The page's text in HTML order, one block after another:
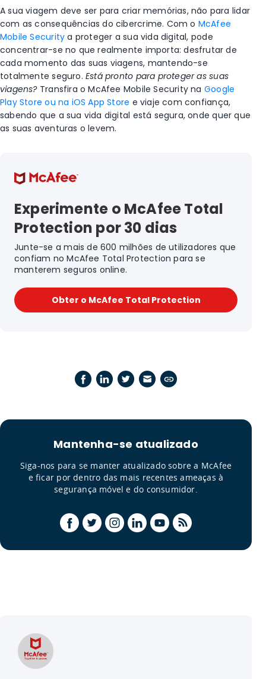
A sua viagem deve ser para criar memórias, não para lidar
com as consequências do cibercrime. Com o McAfee
Mobile Security a proteger a sua vida digital, pode
concentrar-se no que realmente importa: desfrutar de
cada momento das suas viagens, mantendo-se
totalmente seguro. Está pronto para proteger as suas
viagens? Transfira o McAfee Mobile Security na Google
Play Store ou na iOS App Store e viaje com confiança,
sabendo que a sua vida digital está segura, onde quer que
as suas aventuras o levem.
Experimente o McAfee Total
Protection por 30 dias
Junte-se a mais de 600 milhões de utilizadores que
confiam no McAfee Total Protection para se
manterem seguros on​​line.
Obter o McAfee Total Protection
Mantenha-se atualizado
Siga-nos para se manter atualizado sobre a McAfee
e ficar por dentro das mais recentes ameaças à
segurança móvel e do consumidor.